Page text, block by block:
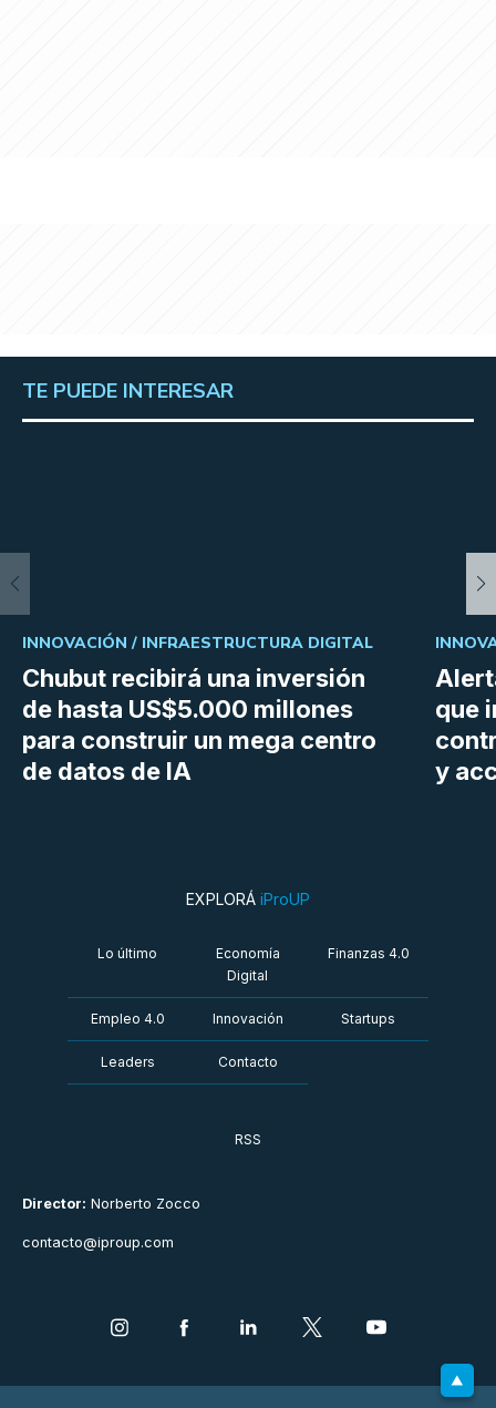
TE PUEDE INTERESAR
Chubut recibirá una inversión
de hasta US$5.000 millones
para construir un mega centro
de datos de IA
INNOVACIÓN / INFRAESTRUCTURA DIGITAL
que
y
Director: Norberto Zocco
contacto@iproup.com
EXPLORÁ iProUP
Lo último
Economía
Digital
Finanzas 4.0
Empleo 4.0 Innovación Startups
Leaders Contacto
RSS